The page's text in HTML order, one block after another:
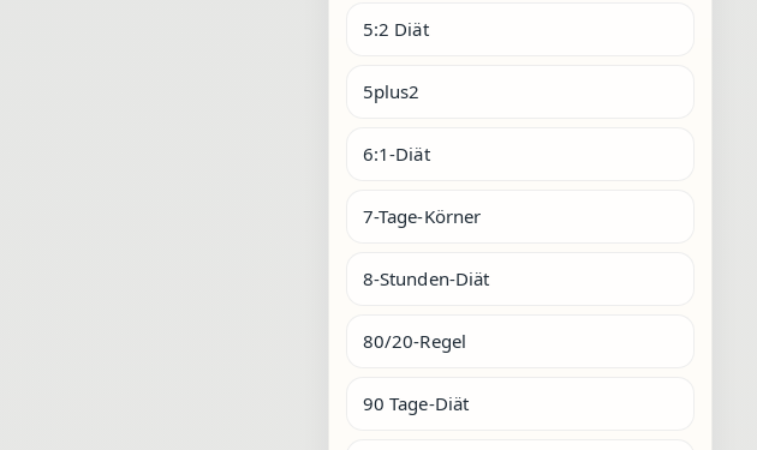
5:2 Diät
5plus2
6:1-Diät
7-Tage-Körner
8-Stunden-Diät
80/20-Regel
90 Tage-Diät